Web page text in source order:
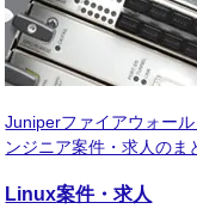
Juniperファイアウォー
ンジニア案件・求人のま
Linux案件・求人